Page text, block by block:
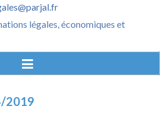
légales, économiques et
2019